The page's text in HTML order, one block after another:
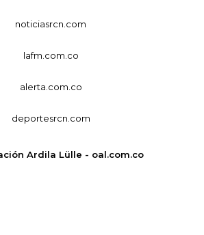
noticiasrcn.com
lafm.com.co
alerta.com.co
deportesrcn.com
Ardila Lülle - oal.com.co